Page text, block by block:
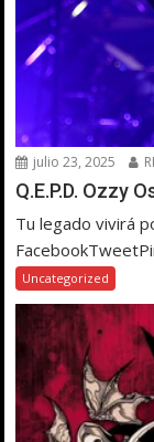
julio 23, 2025
Q.E.P.D. Ozzy
Tu legado vivirá
Uncategorized